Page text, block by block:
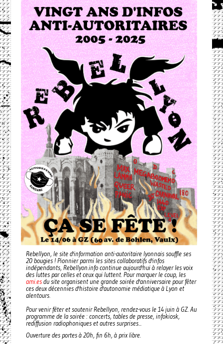
Rebellyon, le site d'information anti-autoritaire lyonnais souffle ses
20 bougies ! Pionnier parmi les sites collaboratifs d'infos
indépendants, Rebellyon.info continue aujourd'hui à relayer les voix
des luttes par celles et ceux qui luttent. Pour marquer le coup, les
ami.esdu site organisent une grande soirée d'anniversaire pour fêter
ces deux décennies d'histoire d'autonomie médiatique à Lyon et
alentours.
Pour venir fêter et soutenir Rebellyon, rendez-vous le 14 juin à GZ. Au
programme de la soirée : concerts, tables de presse, infokiosk,
rediffusion radiophoniques et autres surprises...
Ouverture des portes à 20h, fin 6h, à prix libre.